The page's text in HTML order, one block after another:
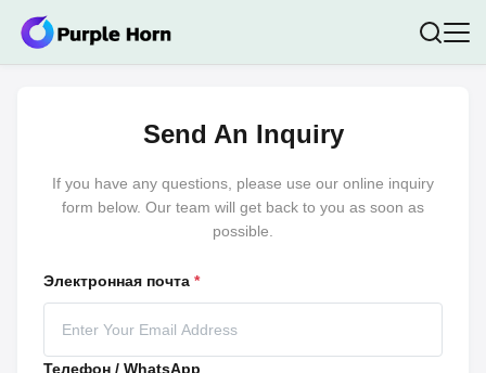
Send An Inquiry
If you have any questions, please use our online inquiry
form below. Our team will get back to you as soon as
possible.
Электронная почта *
Телефон / WhatsApp